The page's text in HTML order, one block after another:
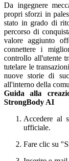
Da ingegnere
propri sforzi in
stato in grado di
percorso di
valore aggiunto
connettere i
controllo all'utente
tutelare le
nuove storie di
all'interno della
Guida alla
StrongBody AI
Accedere al
ufficiale.
Fare clic su